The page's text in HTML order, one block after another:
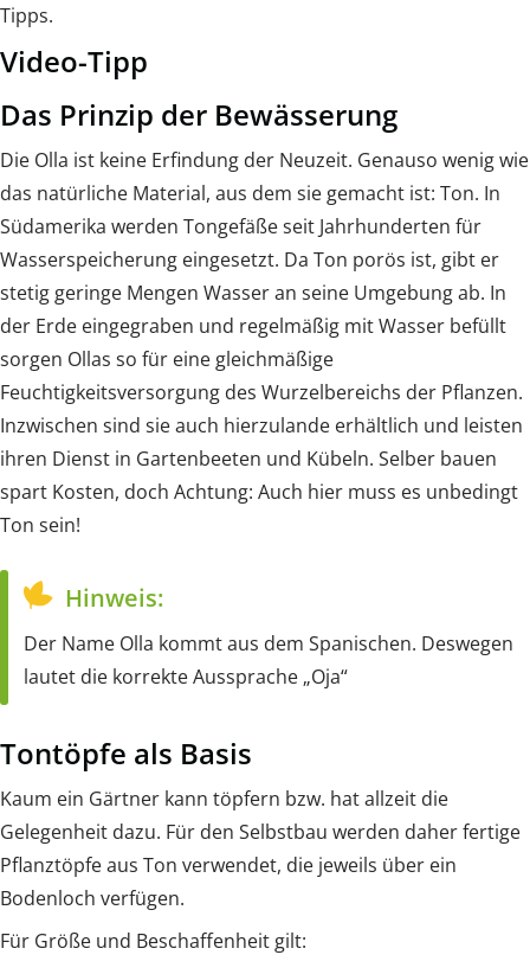
Tipps.
Video-Tipp
Das Prinzip der Bewässerung
Die Olla ist keine Erfindung der Neuzeit. Genauso wenig wie
das natürliche Material, aus dem sie gemacht ist: Ton. In
Südamerika werden Tongefäße seit Jahrhunderten für
Wasserspeicherung eingesetzt. Da Ton porös ist, gibt er
stetig geringe Mengen Wasser an seine Umgebung ab. In
der Erde eingegraben und regelmäßig mit Wasser befüllt
sorgen Ollas so für eine gleichmäßige
Feuchtigkeitsversorgung des Wurzelbereichs der Pflanzen.
Inzwischen sind sie auch hierzulande erhältlich und leisten
ihren Dienst in Gartenbeeten und Kübeln. Selber bauen
spart Kosten, doch Achtung: Auch hier muss es unbedingt
Ton sein!
Hinweis:
Der Name Olla kommt aus dem Spanischen. Deswegen
lautet die korrekte Aussprache „Oja“
Tontöpfe als Basis
Kaum ein Gärtner kann töpfern bzw. hat allzeit die
Gelegenheit dazu. Für den Selbstbau werden daher fertige
Pflanztöpfe aus Ton verwendet, die jeweils über ein
Bodenloch verfügen.
Für Größe und Beschaffenheit gilt: